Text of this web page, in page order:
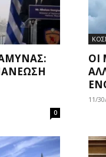
ΆΜΥΝΑΣ:
0
ΟΙ
11/